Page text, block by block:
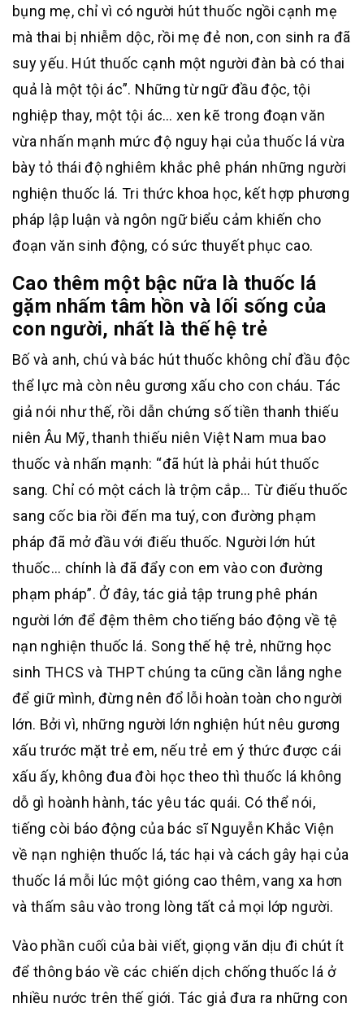
bụng mẹ, chỉ vì có người hút thuốc ngồi cạnh mẹ
mà thai bị nhiễm dộc, rồi mẹ đẻ non, con sinh ra đã
suy yếu. Hút thuốc cạnh một người đàn bà có thai
quả là một tội ác”. Những từ ngữ đầu độc, tội
nghiệp thay, một tội ác… xen kẽ trong đoạn văn
vừa nhấn mạnh mức độ nguy hại của thuốc lá vừa
bày tỏ thái độ nghiêm khắc phê phán những người
nghiện thuốc lá. Tri thức khoa học, kết hợp phương
pháp lập luận và ngôn ngữ biểu cảm khiến cho
đoạn văn sinh động, có sức thuyết phục cao.
Cao thêm một bậc nữa là thuốc lá
gặm nhấm tâm hồn và lối sống của
con người, nhất là thế hệ trẻ
Bố và anh, chú và bác hút thuốc không chỉ đầu độc
thể lực mà còn nêu gương xấu cho con cháu. Tác
giả nói như thế, rồi dẫn chứng số tiền thanh thiếu
niên Âu Mỹ, thanh thiếu niên Việt Nam mua bao
thuốc và nhấn mạnh: “đã hút là phải hút thuốc
sang. Chỉ có một cách là trộm cắp… Từ điếu thuốc
sang cốc bia rồi đến ma tuý, con đường phạm
pháp đã mở đầu với điếu thuốc. Người lớn hút
thuốc… chính là đã đẩy con em vào con đường
phạm pháp”. Ở đây, tác giả tập trung phê phán
người lớn để đệm thêm cho tiếng báo động về tệ
nạn nghiện thuốc lá. Song thế hệ trẻ, những học
sinh THCS và THPT chúng ta cũng cần lắng nghe
để giữ mình, đừng nên đổ lỗi hoàn toàn cho người
lớn. Bởi vì, những người lớn nghiện hút nêu gương
xấu trước mặt trẻ em, nếu trẻ em ý thức được cái
xấu ấy, không đua đòi học theo thì thuốc lá không
dỗ gì hoành hành, tác yêu tác quái. Có thể nói,
tiếng còi báo động của bác sĩ Nguyễn Khắc Viện
về nạn nghiện thuốc lá, tác hại và cách gây hại của
thuốc lá mỗi lúc một gióng cao thêm, vang xa hơn
và thấm sâu vào trong lòng tất cả mọi lớp người.
Vào phần cuối của bài viết, giọng văn dịu đi chút ít
để thông báo về các chiến dịch chống thuốc lá ở
nhiều nước trên thế giới. Tác giả đưa ra những con